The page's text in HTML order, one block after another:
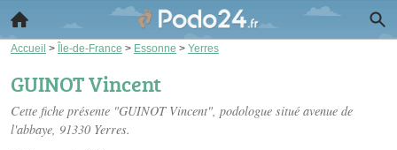
Accueil > Île-de-France > Essonne > Yerres
GUINOT Vincent
Cette fiche présente "GUINOT Vincent", podologue situé avenue de
l'abbaye, 91330 Yerres.